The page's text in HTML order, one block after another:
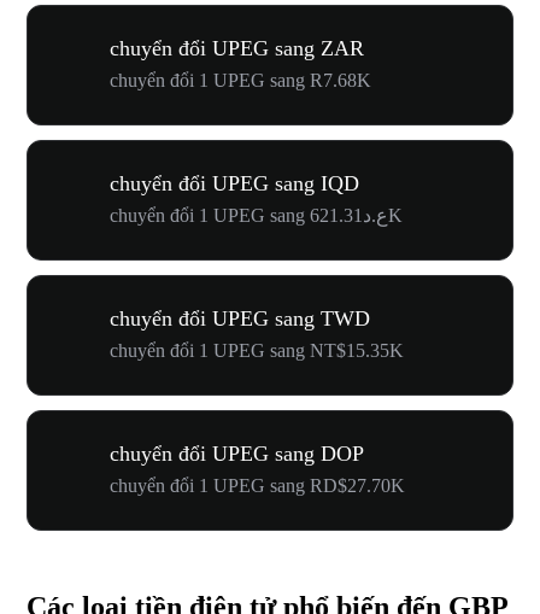
chuyển đổi UPEG sang ZAR
chuyển đổi 1 UPEG sang R7.68K
chuyển đổi UPEG sang IQD
chuyển đổi 1 UPEG sang ع.د621.31K
chuyển đổi UPEG sang TWD
chuyển đổi 1 UPEG sang NT$15.35K
chuyển đổi UPEG sang DOP
chuyển đổi 1 UPEG sang RD$27.70K
Các loại tiền điện tử phổ biến đến GBP